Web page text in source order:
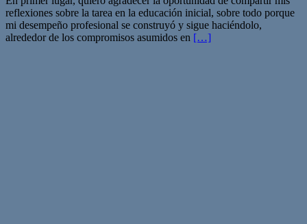
reflexiones sobre la tarea en la educación inicial, sobre todo porque
mi desempeño profesional se construyó y sigue haciéndolo,
alrededor de los compromisos asumidos en […]